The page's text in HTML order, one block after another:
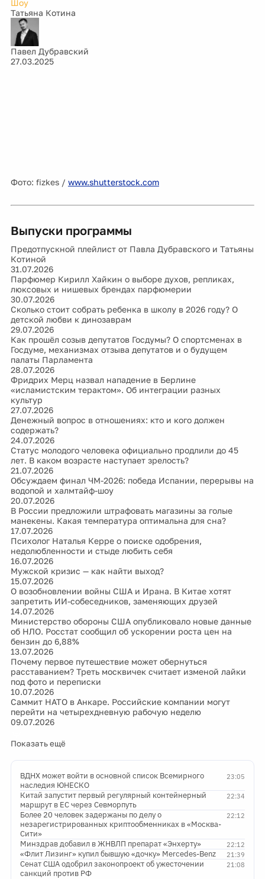
Шоу
Татьяна Котина
Павел Дубравский
27.03.2025
Фото: fizkes / www.shutterstock.com
Выпуски программы
Предотпускной плейлист от Павла Дубравского и Татьяны
Котиной
31.07.2026
Парфюмер Кирилл Хайкин о выборе духов, репликах,
люксовых и нишевых брендах парфюмерии
30.07.2026
Сколько стоит собрать ребенка в школу в 2026 году? О
детской любви к динозаврам
29.07.2026
Как прошёл созыв депутатов Госдумы? О спортсменах в
Госдуме, механизмах отзыва депутатов и о будущем
палаты Парламента
28.07.2026
Фридрих Мерц назвал нападение в Берлине
«исламистским терактом». Об интеграции разных
культур
27.07.2026
Денежный вопрос в отношениях: кто и кого должен
содержать?
24.07.2026
Статус молодого человека официально продлили до 45
лет. В каком возрасте наступает зрелость?
21.07.2026
Обсуждаем финал ЧМ-2026: победа Испании, перерывы на
водопой и халмтайф-шоу
20.07.2026
В России предложили штрафовать магазины за голые
манекены. Какая температура оптимальна для сна?
17.07.2026
Психолог Наталья Керре о поиске одобрения,
недолюбленности и стыде любить себя
16.07.2026
Мужской кризис — как найти выход?
15.07.2026
О возобновлении войны США и Ирана. В Китае хотят
запретить ИИ-собеседников, заменяющих друзей
14.07.2026
Министерство обороны США опубликовало новые данные
об НЛО. Росстат сообщил об ускорении роста цен на
бензин до 6,88%
13.07.2026
Почему первое путешествие может обернуться
расставанием? Треть москвичек считает изменой лайки
под фото и переписки
10.07.2026
Саммит НАТО в Анкаре. Российские компании могут
перейти на четырехдневную рабочую неделю
09.07.2026
Показать ещё
23:05
ВДНХ может войти в основной список Всемирного
наследия ЮНЕСКО
22:34
Китай запустит первый регулярный контейнерный
маршрут в ЕС через Севморпуть
22:12
Более 20 человек задержаны по делу о
незарегистрированных криптообменниках в «Москва-
Сити»
22:12
Минздрав добавил в ЖНВЛП препарат «Энхерту»
21:39
«Флит Лизинг» купил бывшую «дочку» Mercedes-Benz
21:08
Сенат США одобрил законопроект об ужесточении
санкций против РФ